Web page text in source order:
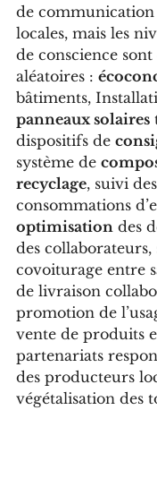
de communication
locales, mais les
de conscience
aléatoires :
bâtiments,
panneaux solaires
dispositifs de
système de
recyclage, suivi des
consommations
optimisation des
des collaborateurs,
covoiturage entre
de livraison
promotion de
vente de produits
partenariats
des producteurs
végétalisation des